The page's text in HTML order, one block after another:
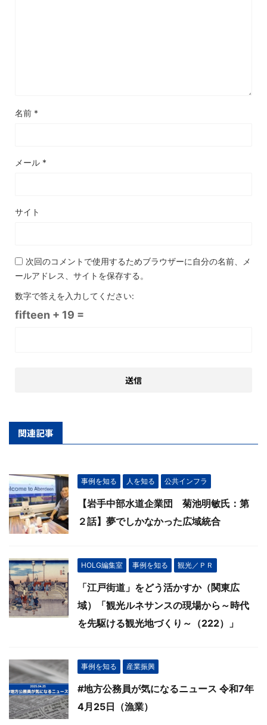
名前 *
メール *
サイト
次回のコメントで使用するためブラウザーに自分の名前、メ
ールアドレス、サイトを保存する。
数字で答えを入力してください:
fifteen + 19 =
関連記事
事例を知る 人を知る 公共インフラ
【岩手中部水道企業団 菊池明敏氏：第
２話】夢でしかなかった広域統合
HOLG編集室 事例を知る 観光／ＰＲ
「江戸街道」をどう活かすか（関東広
域）「観光ルネサンスの現場から～時代
を先駆ける観光地づくり～（222）」
事例を知る 産業振興
#地方公務員が気になるニュース 令和7年
4月25日（漁業）